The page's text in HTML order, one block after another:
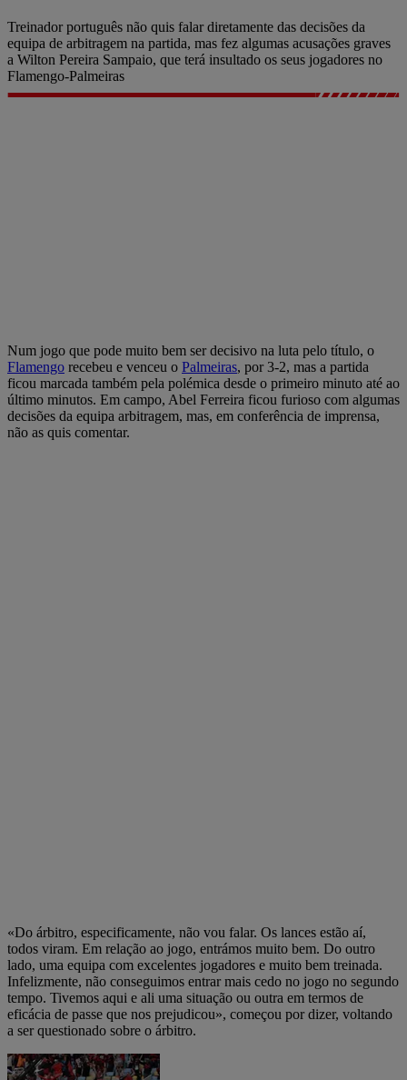
Treinador português não quis falar diretamente das decisões da
equipa de arbitragem na partida, mas fez algumas acusações graves
a Wilton Pereira Sampaio, que terá insultado os seus jogadores no
Flamengo-Palmeiras
Num jogo que pode muito bem ser decisivo na luta pelo título, o
Flamengo recebeu e venceu o Palmeiras, por 3-2, mas a partida
ficou marcada também pela polémica desde o primeiro minuto até ao
último minutos. Em campo, Abel Ferreira ficou furioso com algumas
decisões da equipa arbitragem, mas, em conferência de imprensa,
não as quis comentar.
«Do árbitro, especificamente, não vou falar. Os lances estão aí,
todos viram. Em relação ao jogo, entrámos muito bem. Do outro
lado, uma equipa com excelentes jogadores e muito bem treinada.
Infelizmente, não conseguimos entrar mais cedo no jogo no segundo
tempo. Tivemos aqui e ali uma situação ou outra em termos de
eficácia de passe que nos prejudicou», começou por dizer, voltando
a ser questionado sobre o árbitro.